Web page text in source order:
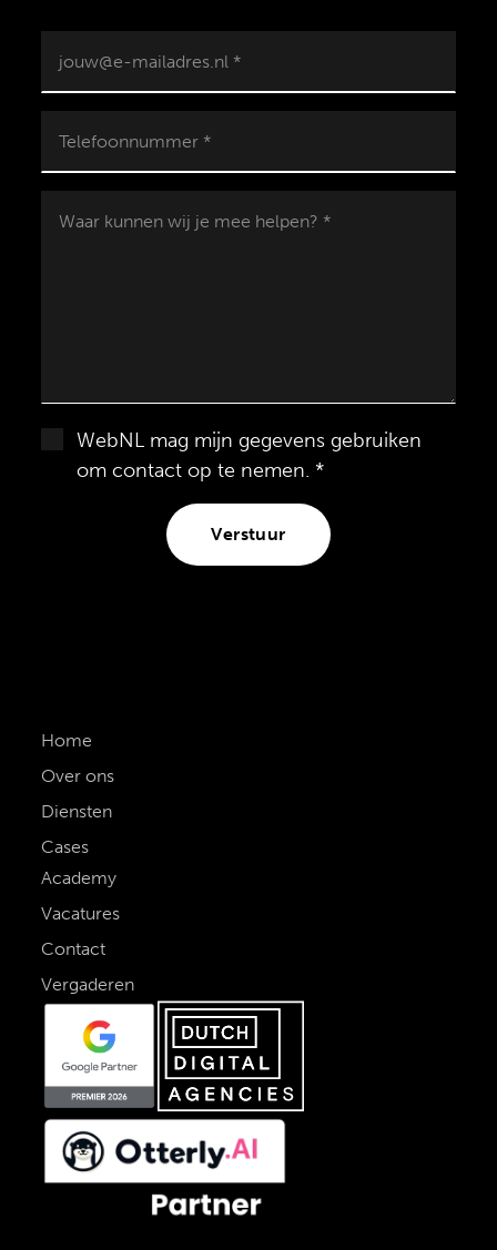
jouw@e-mailadres.nl *
Telefoonnummer *
Waar kunnen wij je mee helpen? *
WebNL mag mijn gegevens gebruiken
om contact op te nemen. *
Verstuur
Home
Over ons
Diensten
Cases
Academy
Vacatures
Contact
Vergaderen